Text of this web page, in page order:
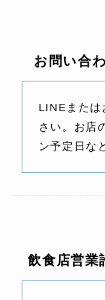
お問い合
LINEまたは
さい。お店
ン予定日な
飲食店営業